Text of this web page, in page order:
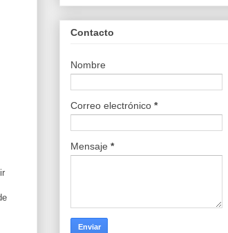
Contacto
Nombre
Correo electrónico *
Mensaje *